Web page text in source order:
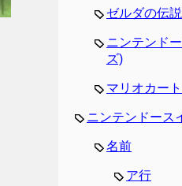
ゼルダの伝
ニンテンド
ズ)
マリオカー
ニンテンドース
名前
ア行